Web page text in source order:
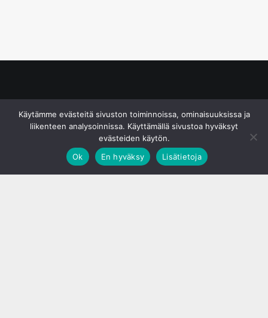
Käytämme evästeitä sivuston toiminnoissa, ominaisuuksissa ja
liikenteen analysoinnissa. Käyttämällä sivustoa hyväksyt
evästeiden käytön.
Ok
En hyväksy Lisätietoja